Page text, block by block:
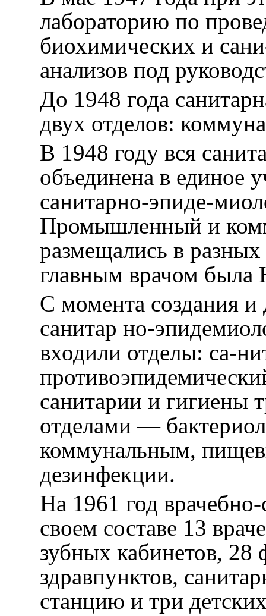
лабораторию по
биохимических и
анализов под
До 1948 года
двух отделов:
В 1948 году вся
объединена в
санитарно-эпиде-
Промышленный и
размещались в
главным врачом
С момента создания и
санитар но-
входили отделы: са-
санитарии и гигиены
отделами —
коммунальным,
дезинфекции.
На 1961 год
своем составе 13
зубных кабинетов, 28
здравпунктов,
станцию и три